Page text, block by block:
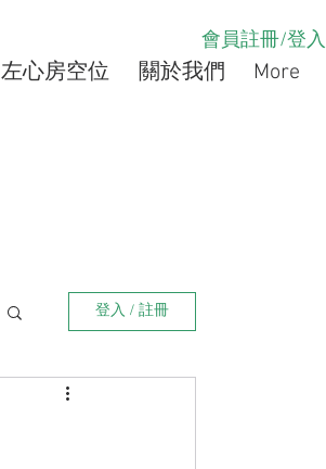
會員註冊/登入
左心房空位 關於我們 More
登入 / 註冊